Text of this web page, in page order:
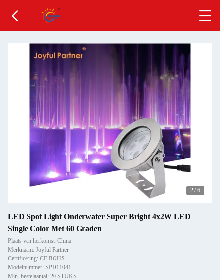
2 / 6
LED Spot Light Onderwater Super Bright 4x2W LED
Single Color Met 60 Graden
Plaats van herkomst: China
Merknaam: Joyful Partner
Certificering: CE ROHS
Modelnummer: SPD11041
Min. bestelaantal: 20 STUKS